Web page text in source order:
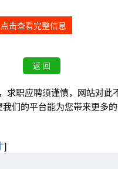
点击查看完整信息
求职应聘须谨慎，网站对此
们的平台能为您带来更多的
]